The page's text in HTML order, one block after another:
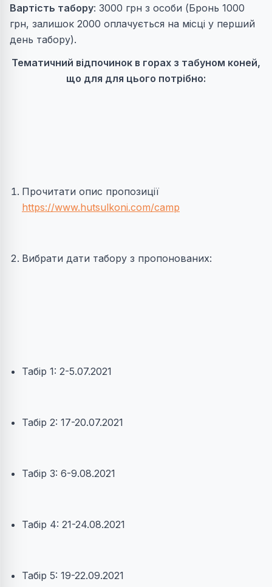
Вартість табору: 3000 грн з особи (Бронь 1000
грн, залишок 2000 оплачується на місці у перший
день табору).
Тематичний відпочинок в горах з табуном коней,
що для для цього потрібно:
Прочитати опис пропозиції
https://www.hutsulkoni.com/camp
Вибрати дати табору з пропонованих:
Табір 1: 2-5.07.2021
Табір 2: 17-20.07.2021
Табір 3: 6-9.08.2021
Табір 4: 21-24.08.2021
Табір 5: 19-22.09.2021